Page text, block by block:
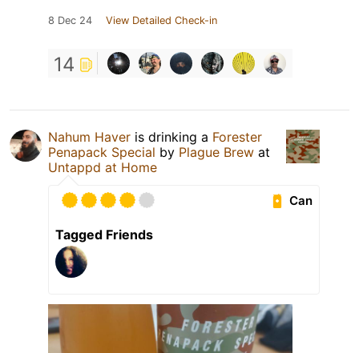
8 Dec 24 View Detailed Check-in
14
Nahum Haver is drinking a Forester
Penapack Special by Plague Brew at
Untappd at Home
Can
Tagged Friends